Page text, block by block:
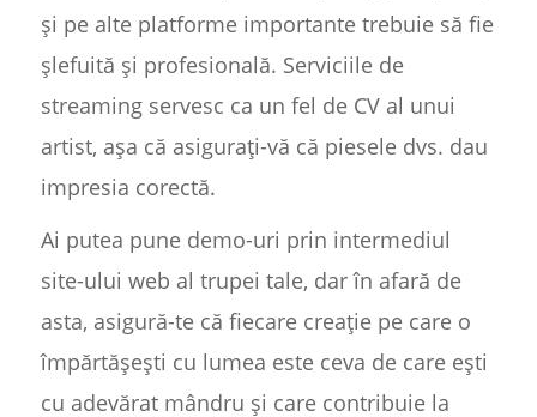
și pe alte platforme importante trebuie să fie
șlefuită și profesională. Serviciile de
streaming servesc ca un fel de CV al unui
artist, așa că asigurați-vă că piesele dvs. dau
impresia corectă.
Ai putea pune demo-uri prin intermediul
site-ului web al trupei tale, dar în afară de
asta, asigură-te că fiecare creație pe care o
împărtășești cu lumea este ceva de care ești
cu adevărat mândru și care contribuie la